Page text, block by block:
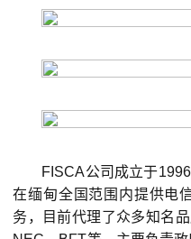
FISCA公司成立于
在缅甸全国范围内提供电
务，目前代理了众多知名